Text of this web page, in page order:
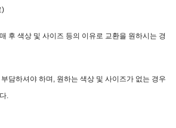
)
후 색상 및 사이즈 등의 이유로 교환을 원하시는 경
담하셔야 하며, 원하는 색상 및 사이즈가 없는 경우
.